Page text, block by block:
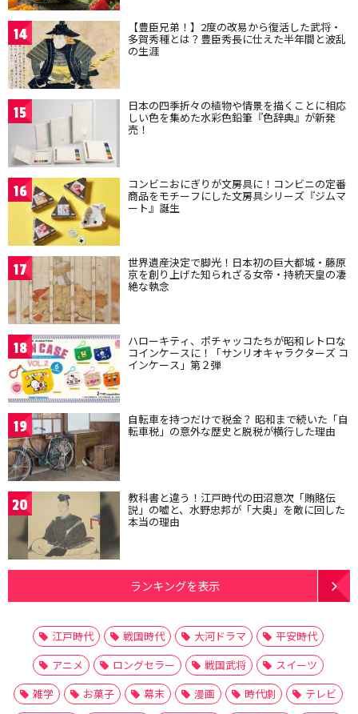
14 【豊臣兄弟！】2度の改易から復活した武将・
多賀秀種とは？豊臣秀長に仕えた半年間と波乱
の生涯
15 日本の四季折々の植物や情景を描くことに相応
しい色を集めた水彩色鉛筆『色辞典』が新発
売！
16 コンビニおにぎりが文房具に！コンビニの定番
商品をモチーフにした文房具シリーズ『ジムマ
ート』誕生
17 世界遺産決定で脚光！日本初の巨大都城・藤原
京を創り上げた知られざる女帝・持統天皇の凄
絶な執念
18 ハローキティ、ポチャッコたちが昭和レトロな
コインケースに！「サンリオキャラクターズ コ
インケース」第２弾
19 自転車を持つだけで税金？ 昭和まで続いた「自
転車税」の意外な歴史と脱税が横行した理由
20 教科書と違う！江戸時代の田沼意次「賄賂伝
説」の嘘と、水野忠邦が「大奥」を敵に回した
本当の理由
ランキングを表示
江戸時代 戦国時代 大河ドラマ
平安時代
アニメ
ロングセラー 戦国武将
スイーツ
雑学
お菓子 幕末 漫画 時代劇
テレビ